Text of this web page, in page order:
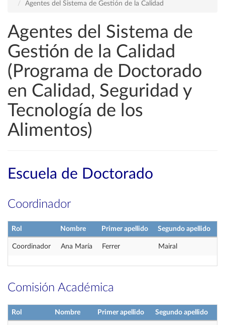
Agentes del Sistema de Gestión de la Calidad
Agentes del Sistema de
Gestión de la Calidad
(Programa de Doctorado
en Calidad, Seguridad y
Tecnología de los
Alimentos)
Escuela de Doctorado
Coordinador
Rol Nombre Primer apellido Segundo apellido
Coordinador Ana María Ferrer Mairal
Comisión Académica
Rol Nombre Primer apellido Segundo apellido